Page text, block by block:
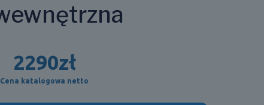
2290zł
Cena katalogowa netto